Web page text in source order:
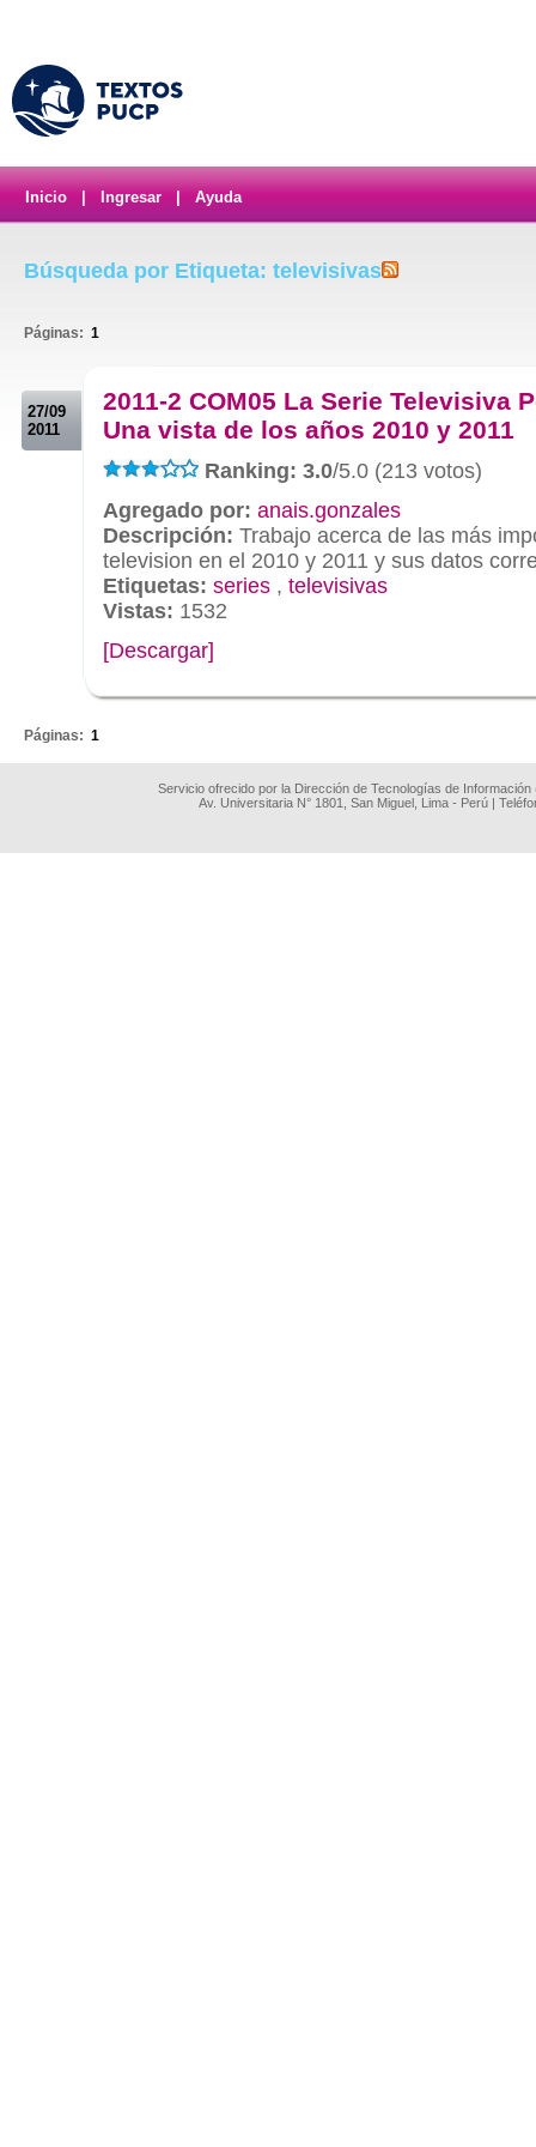
Inicio Ingresar Ayuda
Búsqueda por Etiqueta: televisivas
Páginas: 1
27/09
2011
2011-2 COM05 La Serie Televisiva
Una vista de los años 2010 y 2011
Ranking: 3.0/5.0 (213 votos)
Agregado por: anais.gonzales
Descripción: Trabajo acerca de las más
television en el 2010 y 2011 y sus datos
Etiquetas: series , televisivas
Vistas: 1532
[Descargar]
Páginas: 1
Servicio ofrecido por la Dirección de Tecnologías de
Av. Universitaria N° 1801, San Miguel, Lima - Perú |